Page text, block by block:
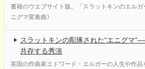
書籍のウエブサイト版。「スラットキンのエル
ニグマ変奏曲》
スラットキンの彫琢された“エニグマ
共存する秀演
英国の作曲家エドワード・エルガーの人生や作